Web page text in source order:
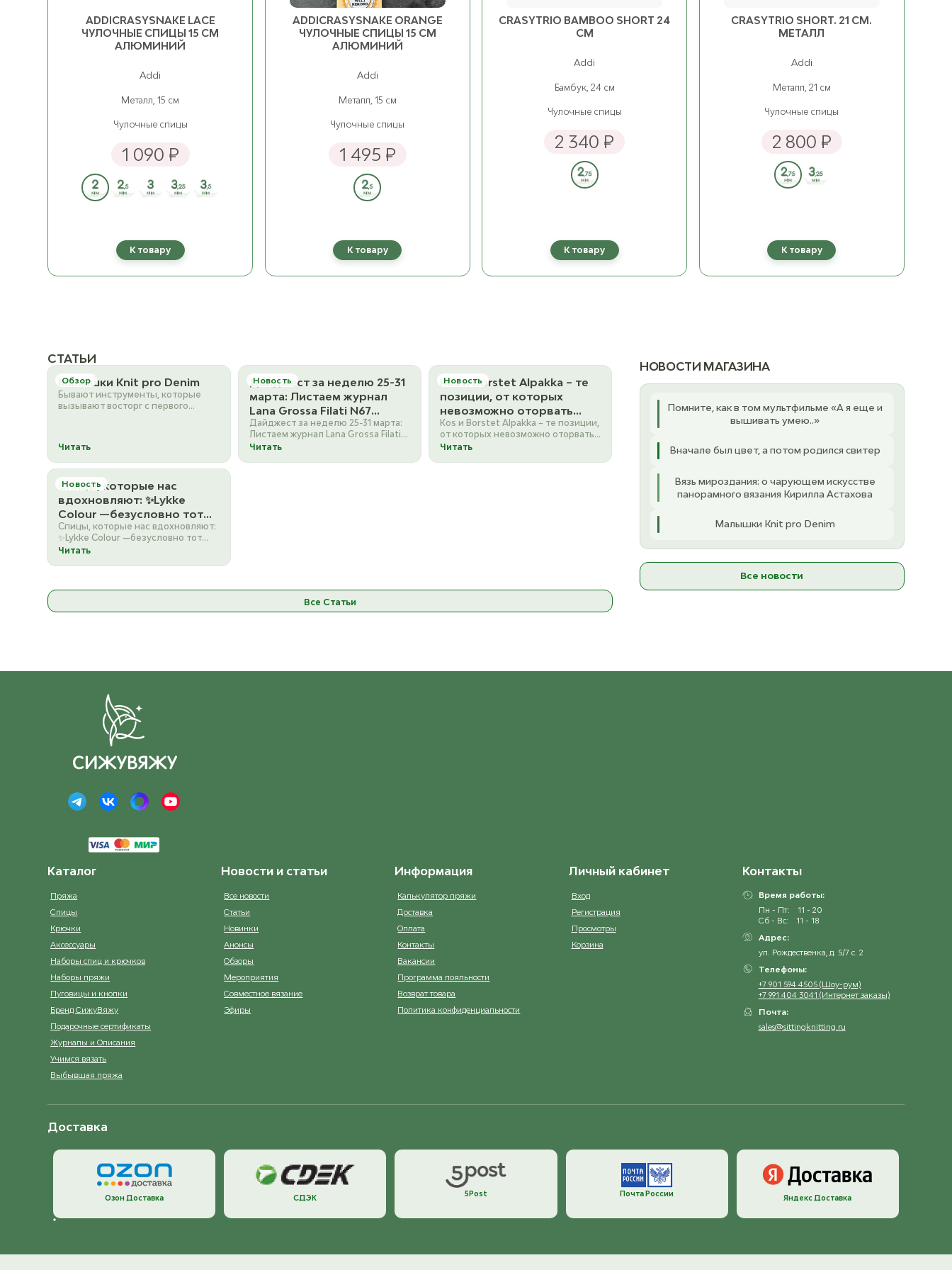
8.00 мм
2 210 ₽
ост. 2
9.00 мм
5.00 мм
ADDICRASYSNAKE LACE
ЧУЛОЧНЫЕ СПИЦЫ 15 СМ
АЛЮМИНИЙ
Addi
Металл, 15 см
Чулочные спицы
1 090 ₽
К товару
ADDICRASYSNAKE ORANGE
ЧУЛОЧНЫЕ СПИЦЫ 15 СМ
АЛЮМИНИЙ
Addi
Металл, 15 см
Чулочные спицы
1 495 ₽
К товару
CRASYTRIO BAMBOO SHORT 24
СМ
Addi
Бамбук, 24 см
Чулочные спицы
2 340 ₽
К товару
CRASYTRIO SHORT. 21 СМ.
МЕТАЛЛ
Addi
Металл, 21 см
Чулочные спицы
2 800 ₽
К товару
СТАТЬИ
Обзор
Малышки Knit pro Denim
Бывают инструменты, которые
вызывают восторг с первого
Читать
Новость
Дайджест за неделю 25-31
марта: Листаем журнал
Lana Grossa Filati N67
Подборка однотонной
хлопковой носочной
пряжи По
Дайджест за неделю 25-31 марта:
Листаем журнал Lana Grossa Filati
N67 Подборка однотонной
Читать
Новость
Kos и Borstet Alpakka – те
позиции, от которых
невозможно оторвать
взгляд. Мы и не
собираемся отрывать,
даже наоборот, х
Kos и Borstet Alpakka – те позиции,
от которых невозможно оторвать
взгляд. Мы и не собираемся
Читать
Новость
Спицы, которые нас
вдохновляют: ✨Lykke
Colour —безусловно тот
самый вариант спиц,
которые нужно брать
набором. Черный че
Спицы, которые нас вдохновляют:
✨Lykke Colour —безусловно тот
самый вариант спиц, которые
Читать
Все Статьи
НОВОСТИ МАГАЗИНА
Помните, как в том мультфильме «А я еще и
вышивать умею..»
Вначале был цвет, а потом родился свитер
Вязь мироздания: о чарующем искусстве
панорамного вязания Кирилла Астахова
Малышки Knit pro Denim
Все новости
Каталог
Пряжа
Спицы
Крючки
Аксессуары
Наборы спиц и крючков
Наборы пряжи
Пуговицы и кнопки
Бренд СижуВяжу
Подарочные сертификаты
Журналы и Описания
Учимся вязать
Выбывшая пряжа
Новости и статьи
Все новости
Статьи
Новинки
Анонсы
Обзоры
Мероприятия
Совместное вязание
Эфиры
Информация
Калькулятор пряжи
Доставка
Оплата
Контакты
Вакансии
Программа лояльности
Возврат товара
Политика конфиденциальности
Личный кабинет
Вход
Регистрация
Просмотры
Корзина
Контакты
Время работы:
Пн - Пт:
11 - 20
Сб - Вс:
11 - 18
Адрес:
ул. Рождественка, д. 5/7 с. 2
Телефоны:
+7 901 594 4505 (Шоу-рум)
+7 991 404 3041 (Интернет заказы)
Почта:
sales@sittingknitting.ru
Доставка
Озон Доставка СДЭК 5Post Почта России Яндекс Доставка